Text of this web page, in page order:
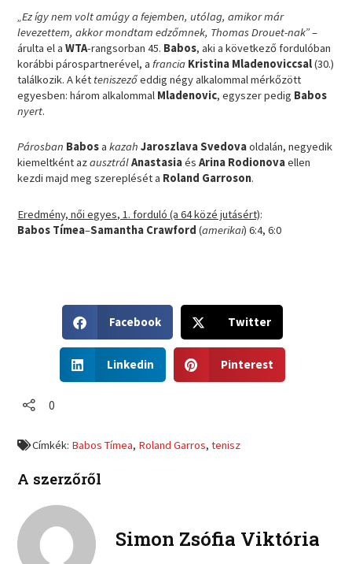
„Ez így nem volt amúgy a fejemben, utólag, amikor már
levezettem, akkor mondtam edzőmnek, Thomas Drouet-nak”–
árulta el aWTA-rangsorban 45. Babos, aki a következő fordulóban
korábbi párospartnerével, a francia Kristina Mladenoviccsal(30.)
találkozik. A két teniszezőeddig négy alkalommal mérkőzött
egyesben: három alkalommal Mladenovic, egyszer pedig Babos
nyert.
Párosban Babosakazah Jaroszlava Svedovaoldalán, negyedik
kiemeltként azausztrálAnastasiaésArina Rodionovaellen
kezdi majd meg szereplését a Roland Garroson.
Eredmény, női egyes, 1. forduló (a 64 közé jutásért):
Babos Tímea–Samantha Crawford (amerikai) 6:4, 6:0
h
r
b
o
Facebook
h
Twitter
h
n
i
k
Linkedin
h
n
r
Pinterest
0
Címkék: Babos Tímea, Roland Garros,tenisz
A szerzőről
Simon Zsófia Viktória